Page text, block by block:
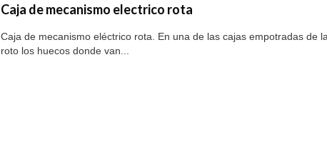
Caja de mecanismo electrico rota
Caja de mecanismo eléctrico rota. En una de las cajas empotradas
roto los huecos donde van...